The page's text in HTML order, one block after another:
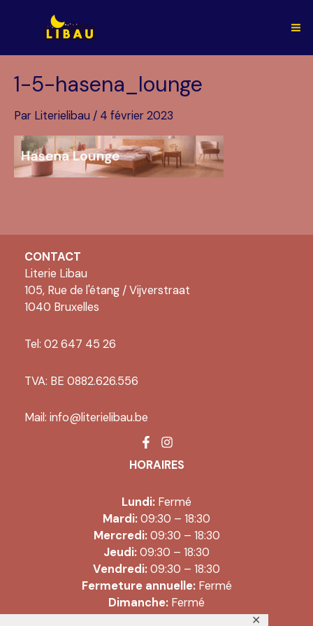
✕
1-5-hasena_lounge
Par Literielibau / 4 février 2023
CONTACT
Literie Libau
105, Rue de l'étang / Vijverstraat
1040 Bruxelles
Tel: 02 647 45 26
TVA: BE 0882.626.556
Mail: info@literielibau.be
HORAIRES
Lundi: Fermé
Mardi:09:30 – 18:30
Mercredi: 09:30 – 18:30
Jeudi:09:30 – 18:30
Vendredi:09:30 – 18:30
Fermeture annuelle: Fermé
Dimanche: Fermé